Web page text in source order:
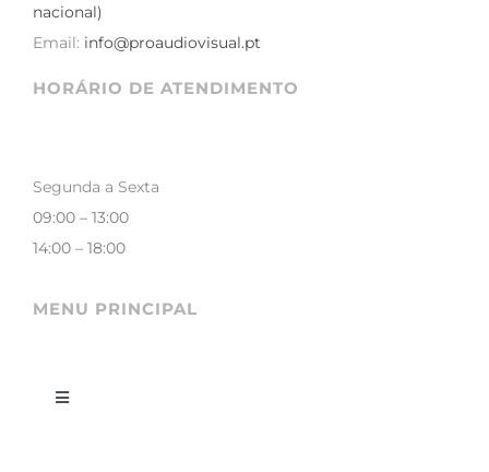
nacional)
Email: info@proaudiovisual.pt
HORÁRIO DE ATENDIMENTO
Segunda a Sexta
09:00 – 13:00
14:00 – 18:00
MENU PRINCIPAL
Toggle